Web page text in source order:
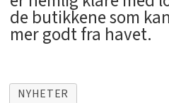
de butikkene som
mer godt fra havet.
NYHETER